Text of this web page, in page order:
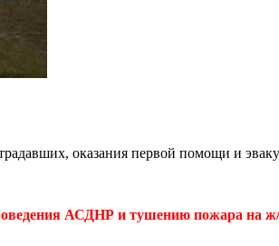
оказания первой помощи и
АСДНР и тушению пожара на ж/